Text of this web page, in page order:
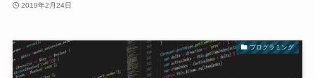
2019年2月24日
プログラミング